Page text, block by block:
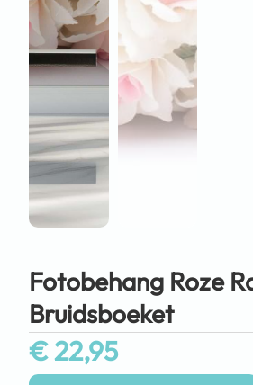
Fotobehang Roze
Bruidsboeket
€22,95